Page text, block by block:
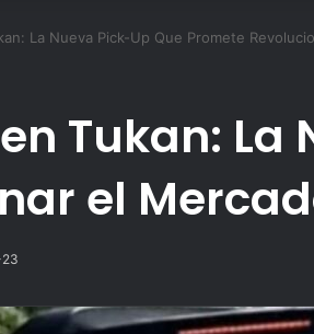
La Nueva Pick-Up Que Promete
Tukan: La
el